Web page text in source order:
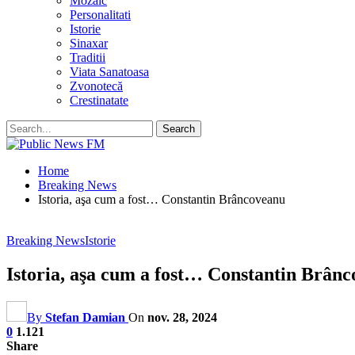
Personalitati
Istorie
Sinaxar
Traditii
Viata Sanatoasa
Zvonotecă
Crestinatate
Home
Breaking News
Istoria, aşa cum a fost… Constantin Brâncoveanu
Breaking NewsIstorie
Istoria, aşa cum a fost… Constantin
By Stefan Damian On nov. 28, 2024
0 1.121
Share